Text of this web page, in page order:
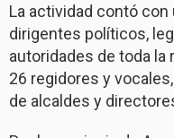
La actividad contó
dirigentes políticos,
autoridades de toda la
26 regidores y
de alcaldes y